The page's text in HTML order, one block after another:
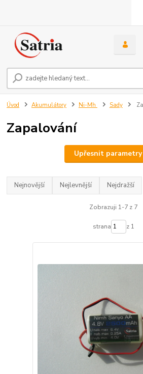
Úvod Akumulátory Ni-Mh Sady
Zapalování
Upřesnit parametry
Nejnovější Nejlevnější Nejdražší
Zobrazuji 1-7 z 7
strana z 1